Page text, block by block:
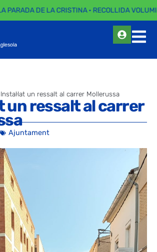
PARADA DE LA CRISTINA · RECOLLIDA
Instal·lat un ressalt al carrer Mollerussa
un ressalt al carrer
Ajuntament